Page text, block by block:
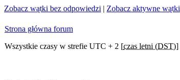
Zobacz wątki bez odpowiedzi | Zobacz aktywne wątki
Strona główna forum
Wszystkie czasy w strefie UTC + 2 [czas letni (DST)]